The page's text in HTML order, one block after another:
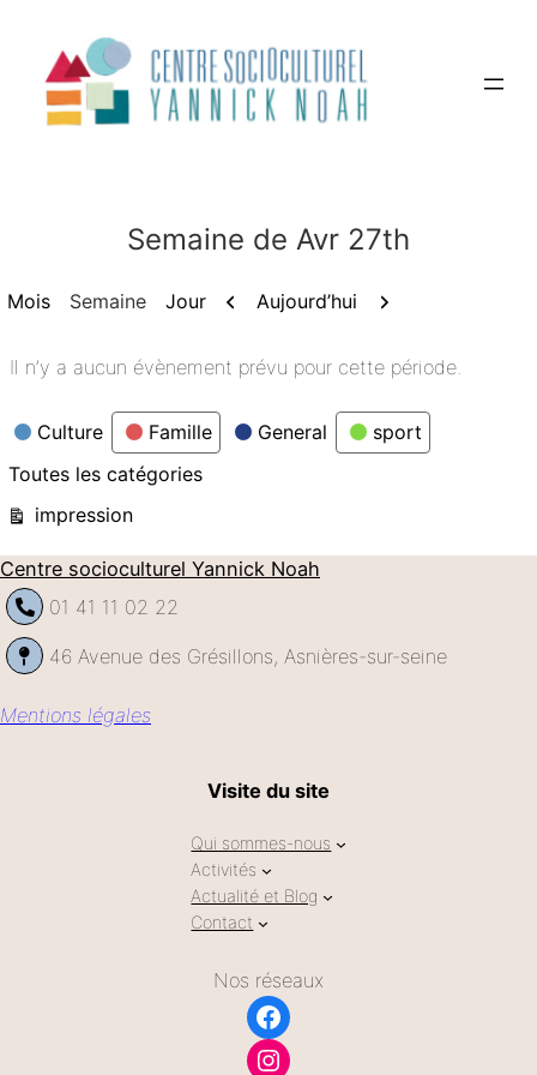
contenu
Semaine de Avr 27th
Mois Semaine Jour Précédent
Aujourd’hui Suivant
Il n’y a aucun évènement prévu pour cette période.
Catégories
Culture Famille General
sport
Toutes les catégories
Vue
impression
Centre socioculturel Yannick Noah
01 41 11 02 22
46 Avenue des Grésillons, Asnières-sur-seine
Mentions légales
Visite du site
Qui sommes-nous
Activités
Actualité et Blog
Contact
Nos réseaux
Facebook
Instagram